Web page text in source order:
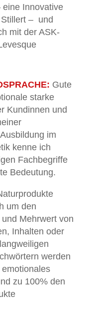
eine Innovative
– und
mit der ASK-
Gute
starke
Kundinnen und
im
kenne ich
Fachbegriffe
Bedeutung.
um den
Mehrwert von
Inhalten oder
werden
zu 100% den